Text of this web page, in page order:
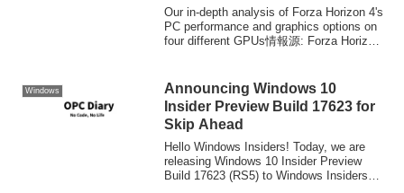
Our in-depth analysis of Forza Horizon 4's
PC performance and graphics options on
four different GPUs情報源: Forza Horizon
Windows
Announcing Windows 10
Insider Preview Build 17623 for
Skip Ahead
Hello Windows Insiders! Today, we are
releasing Windows 10 Insider Preview
Build 17623 (RS5) to Windows Insiders